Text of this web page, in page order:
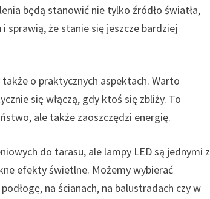
będą stanowić nie tylko źródło światła,
że stanie się jeszcze bardziej
o praktycznych aspektach. Warto
się włączą, gdy ktoś się zbliży. To
ale także zaoszczędzi energię.
do tarasu, ale lampy LED są jednymi z
efekty świetlne. Możemy wybierać
na ścianach, na balustradach czy w